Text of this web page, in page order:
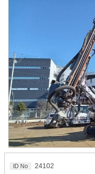
ID No 24102